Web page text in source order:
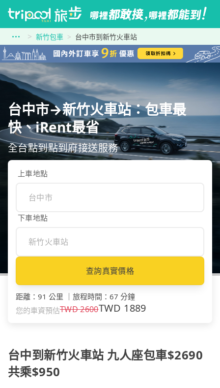
新竹包車 台中市到新竹火車站
台中市→新竹火車站：包車最
快、iRent最省
全台點到點到府接送服務
上車地點
下車地點
查詢真實價格
距離 ： 91 公里 旅程時間 ： 67 分鐘
您的車資預估TWD2600TWD 1889
台中到新竹火車站 九人座包車$2690
共乘$950